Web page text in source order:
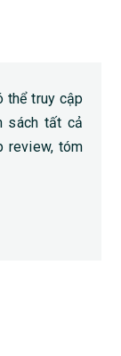
thể truy cập
sách tất cả
review, tóm